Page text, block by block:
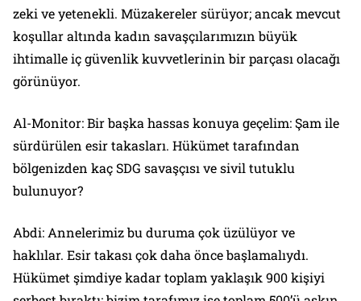
zeki ve yetenekli. Müzakereler sürüyor; ancak mevcut
koşullar altında kadın savaşçılarımızın büyük
ihtimalle iç güvenlik kuvvetlerinin bir parçası olacağı
görünüyor.
Al-Monitor: Bir başka hassas konuya geçelim: Şam ile
sürdürülen esir takasları. Hükümet tarafından
bölgenizden kaç SDG savaşçısı ve sivil tutuklu
bulunuyor?
Abdi: Annelerimiz bu duruma çok üzülüyor ve
haklılar. Esir takası çok daha önce başlamalıydı.
Hükümet şimdiye kadar toplam yaklaşık 900 kişiyi